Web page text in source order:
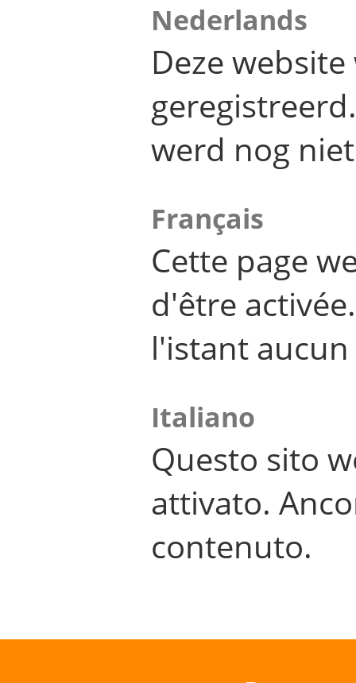
Nederlands
Deze
werd nog
Français
Cette page
d'être
l'istant
Italiano
Questo sito
attivato.
contenuto.